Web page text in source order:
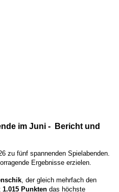
im Juni - Bericht und
zu fünf spannenden Spielabenden.
Ergebnisse erzielen.
, der gleich mehrfach den
1.015 Punkten das höchste